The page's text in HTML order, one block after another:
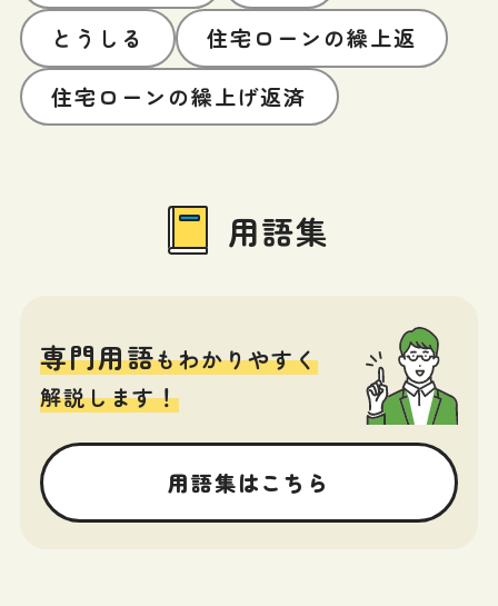
とうしる
住宅ローンの繰上返
住宅ローンの繰上げ返済
用語集
専門用語もわかりやすく
解説します！
用語集はこちら